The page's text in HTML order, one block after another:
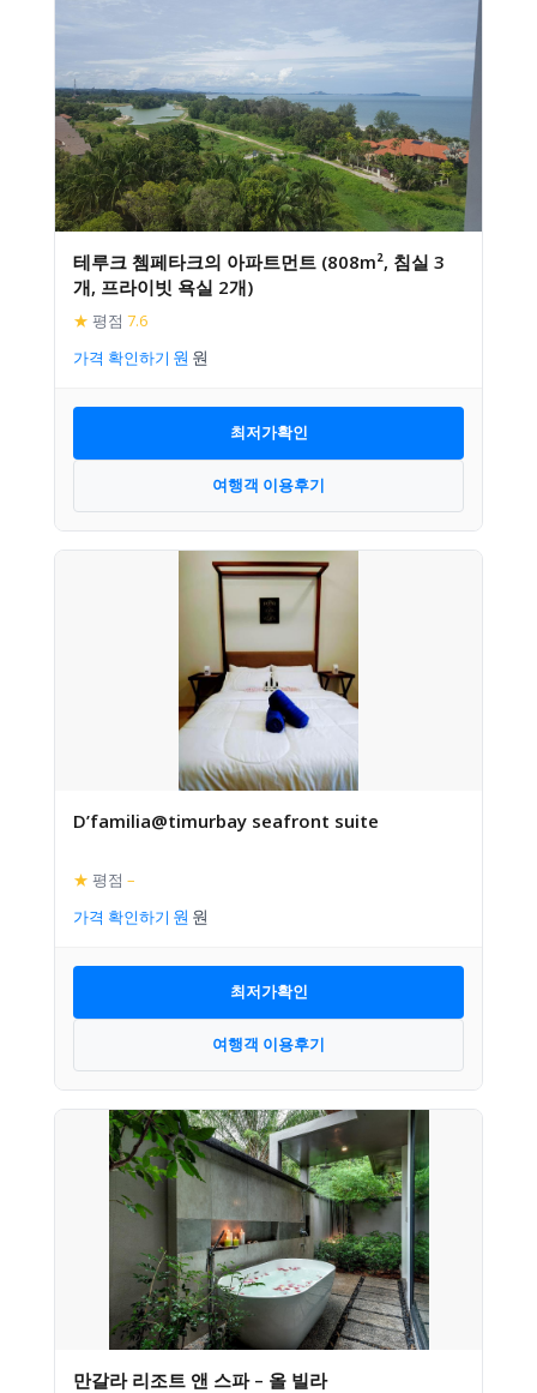
테루크 쳄페타크의 아파트먼트 (808m², 침실 3
개, 프라이빗 욕실 2개)
★ 평점 7.6
가격 확인하기
최저가확인
여행객 이용후기
D’familia@timurbay seafront suite
★ 평점 –
가격 확인하기
최저가확인
여행객 이용후기
만갈라 리조트 앤 스파 – 올 빌라